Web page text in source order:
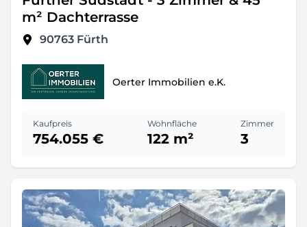
m² Dachterrasse
90763 Fürth
Oerter Immobilien e.K.
Kaufpreis
754.055 €
Wohnfläche
122 m²
Zimmer
3